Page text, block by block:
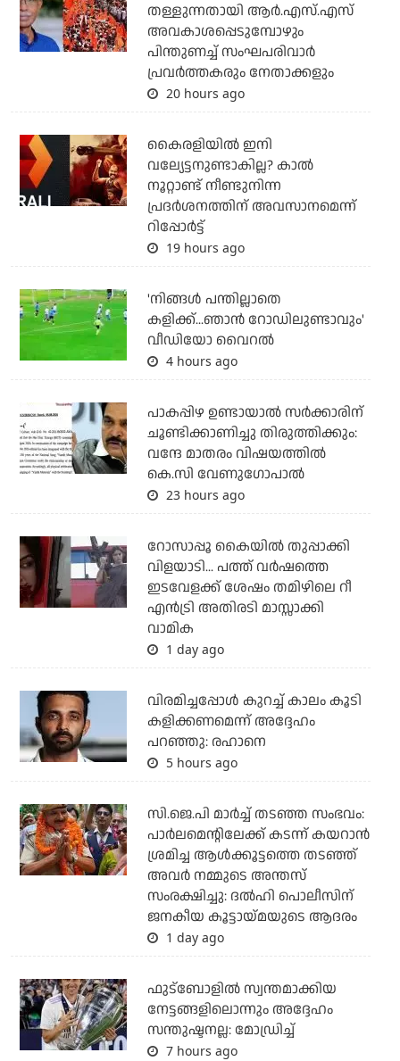
തള്ളുന്നതായി ആര്‍.എസ്.എസ്
അവകാശപ്പെടുമ്പോഴും
പിന്തുണച്ച് സംഘപരിവാര്‍
പ്രവര്‍ത്തകരും നേതാക്കളും
20 hours ago
കൈരളിയില്‍ ഇനി
വല്യേട്ടനുണ്ടാകില്ല? കാല്‍
നൂറ്റാണ്ട് നീണ്ടുനിന്ന
പ്രദര്‍ശനത്തിന് അവസാനമെന്ന്
റിപ്പോര്‍ട്ട്
19 hours ago
'നിങ്ങള്‍ പന്തില്ലാതെ
കളിക്ക്...ഞാന്‍ റോഡിലുണ്ടാവും'
വീഡിയോ വൈറല്‍
4 hours ago
പാകപ്പിഴ ഉണ്ടായാല്‍ സര്‍ക്കാരിന്
ചൂണ്ടിക്കാണിച്ചു തിരുത്തിക്കും:
വന്ദേ മാതരം വിഷയത്തില്‍
കെ.സി വേണുഗോപാല്‍
23 hours ago
റോസാപ്പൂ കൈയില്‍ തുപ്പാക്കി
വിളയാടി... പത്ത് വര്‍ഷത്തെ
ഇടവേളക്ക് ശേഷം തമിഴിലെ റീ
എന്‍ട്രി അതിരടി മാസ്സാക്കി
വാമിക
1 day ago
വിരമിച്ചപ്പോള്‍ കുറച്ച് കാലം കൂടി
കളിക്കണമെന്ന് അദ്ദേഹം
പറഞ്ഞു: രഹാനെ
5 hours ago
സി.ജെ.പി മാര്‍ച്ച് തടഞ്ഞ സംഭവം:
പാര്‍ലമെന്റിലേക്ക് കടന്ന് കയറാന്‍
ശ്രമിച്ച ആള്‍ക്കൂട്ടത്തെ തടഞ്ഞ്
അവര്‍ നമ്മുടെ അന്തസ്
സംരക്ഷിച്ചു: ദല്‍ഹി പൊലീസിന്
ജനകീയ കൂട്ടായ്മയുടെ ആദരം
1 day ago
ഫുട്ബോളില്‍ സ്വന്തമാക്കിയ
നേട്ടങ്ങളിലൊന്നും അദ്ദേഹം
സന്തുഷ്ടനല്ല: മോഡ്രിച്ച്
7 hours ago